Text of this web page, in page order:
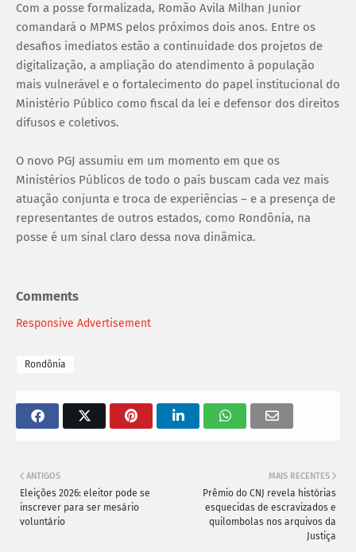
Com a posse formalizada, Romão Avila Milhan Junior
comandará o MPMS pelos próximos dois anos. Entre os
desafios imediatos estão a continuidade dos projetos de
digitalização, a ampliação do atendimento à população
mais vulnerável e o fortalecimento do papel institucional do
Ministério Público como fiscal da lei e defensor dos direitos
difusos e coletivos.
O novo PGJ assumiu em um momento em que os
Ministérios Públicos de todo o país buscam cada vez mais
atuação conjunta e troca de experiências – e a presença de
representantes de outros estados, como Rondônia, na
posse é um sinal claro dessa nova dinâmica.
Comments
Responsive Advertisement
Rondônia
MAIS RECENTES
Prêmio do CNJ revela histórias
esquecidas de escravizados e
quilombolas nos arquivos da
Justiça
ANTIGOS
Eleições 2026: eleitor pode se
inscrever para ser mesário
voluntário